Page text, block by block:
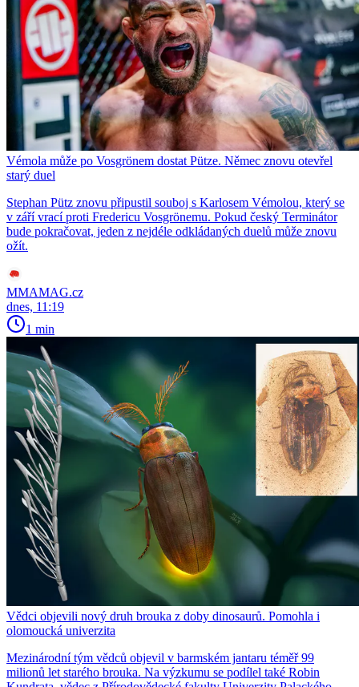
Vémola může po Vosgrönem dostat Pütze. Němec znovu otevřel
starý duel
Stephan Pütz znovu připustil souboj s Karlosem Vémolou, který se
v září vrací proti Fredericu Vosgrönemu. Pokud český Terminátor
bude pokračovat, jeden z nejdéle odkládaných duelů může znovu
ožít.
MMAMAG.cz
dnes, 11:19
1 min
Vědci objevili nový druh brouka z doby dinosaurů. Pomohla i
olomoucká univerzita
Mezinárodní tým vědců objevil v barmském jantaru téměř 99
milionů let starého brouka. Na výzkumu se podílel také Robin